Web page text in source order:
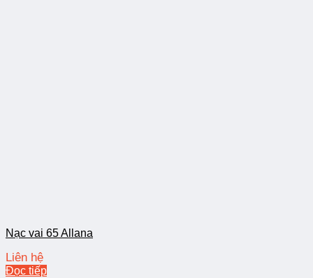
Nạc vai 65 Allana
Liên hệ
Đọc tiếp